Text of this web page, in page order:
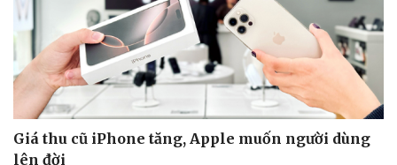
Cải chính
Giá thu cũ iPhone tăng, Apple muốn người dùng
lên đời